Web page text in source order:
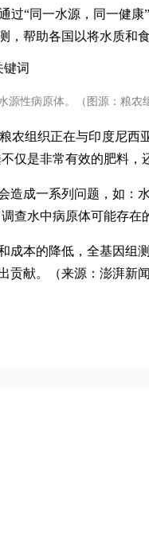
“同一水源，同一健
帮助各国以将水质和
性病原体。（图源：粮农组
组织正在与印度尼
是非常有效的肥料，
成一系列问题，如
查水中病原体可能存在
成本的降低，全基因组
献。（来源：澎湃新闻